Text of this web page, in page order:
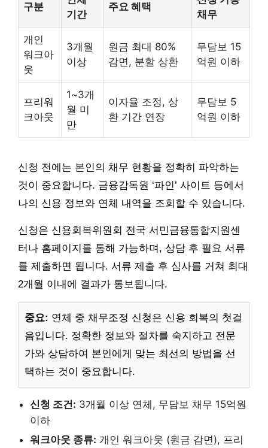
구분
기간
주요 혜택
채무
개인
워크아
웃
3개월
이상
원금 최대 80%
감면, 분할 상환
무담보 15
억원 이하
프리워
크아웃
1~3개
월 미
만
이자율 조정, 상
환 기간 연장
무담보 5
억원 이하
신청 전에는 본인의 채무 현황을 정확히 파악하는
것이 중요합니다. 금융감독원 ‘파인’ 사이트 등에서
나의 신용 정보와 연체 내역을 조회할 수 있습니다.
신청은 신용회복위원회 전국 서민금융통합지원센
터나 홈페이지를 통해 가능하며, 상담 후 필요 서류
를 제출하면 됩니다. 서류 제출 후 심사를 거쳐 최대
2개월 이내에 결과가 통보됩니다.
중요: 연체 중 채무조정 신청은 신용 회복의 첫걸
음입니다. 정확한 정보와 절차를 숙지하고 전문
가와 상담하여 본인에게 맞는 최선의 방법을 선
택하는 것이 중요합니다.
신청 조건: 3개월 이상 연체, 무담보 채무 15억원
이하
워크아웃 종류: 개인 워크아웃 (원금 감면), 프리